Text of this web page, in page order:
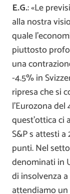
E.G.: «Le
alla nostra
quale
piuttosto
una
-4.5% in
ripresa che si
l’Eurozona del
quest’ottica ci
S&P s attesti a
punti. Nel
denominati in
di insolvenza
attendiamo